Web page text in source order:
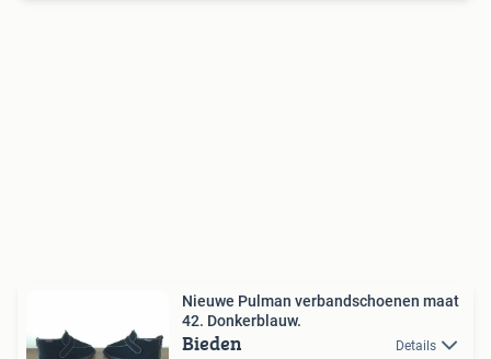
Nieuwe Pulman verbandschoenen maat
42. Donkerblauw.
Bieden Details